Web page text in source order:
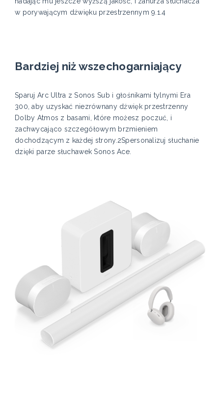
w porywającym dźwięku przestrzennym 9.1.4
Bardziej niż wszechogarniający
Sparuj Arc Ultra z Sonos Sub i głośnikami tylnymi Era
300, aby uzyskać niezrównany dźwięk przestrzenny
Dolby Atmos z basami, które możesz poczuć, i
zachwycająco szczegółowym brzmieniem
dochodzącym z każdej strony.2Spersonalizuj słuchanie
dzięki parze słuchawek Sonos Ace.